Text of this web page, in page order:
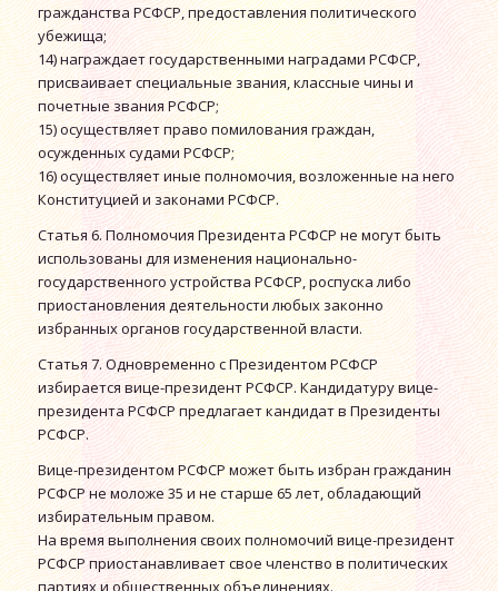
гражданства РСФСР, предоставления политического
убежища;
14) награждает государственными наградами РСФСР,
присваивает специальные звания, классные чины и
почетные звания РСФСР;
15) осуществляет право помилования граждан,
осужденных судами РСФСР;
16) осуществляет иные полномочия, возложенные на него
Конституцией и законами РСФСР.
Статья 6. Полномочия Президента РСФСР не могут быть
использованы для изменения национально-
государственного устройства РСФСР, роспуска либо
приостановления деятельности любых законно
избранных органов государственной власти.
Статья 7. Одновременно с Президентом РСФСР
избирается вице-президент РСФСР. Кандидатуру вице-
президента РСФСР предлагает кандидат в Президенты
РСФСР.
Вице-президентом РСФСР может быть избран гражданин
РСФСР не моложе 35 и не старше 65 лет, обладающий
избирательным правом.
На время выполнения своих полномочий вице-президент
РСФСР приостанавливает свое членство в политических
партиях и общественных объединениях.